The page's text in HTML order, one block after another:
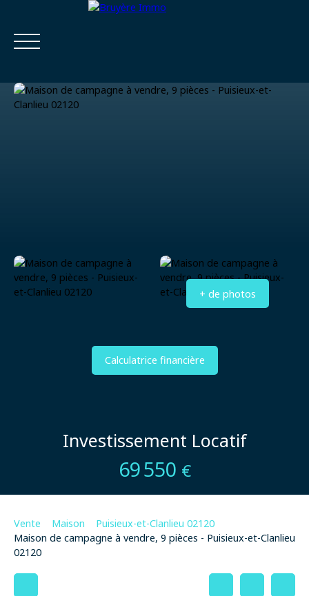
+ de photos
Calculatrice financière
Investissement Locatif
69 550 €
Vente Maison
Puisieux-et-Clanlieu 02120
Maison de campagne à vendre, 9 pièces - Puisieux-et-Clanlieu
02120